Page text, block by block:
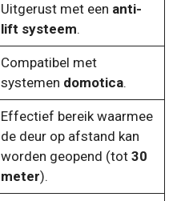
Uitgerust met een anti-
lift systeem.
Compatibel met
systemen domotica.
Effectief bereik waarmee
de deur op afstand kan
worden geopend (tot 30
meter).